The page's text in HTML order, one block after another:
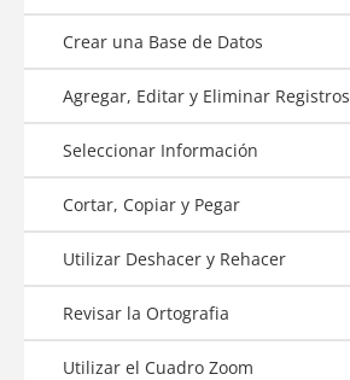
Crear una Base de Datos
Agregar, Editar y Eliminar Registros
Seleccionar Información
Cortar, Copiar y Pegar
Utilizar Deshacer y Rehacer
Revisar la Ortografia
Utilizar el Cuadro Zoom